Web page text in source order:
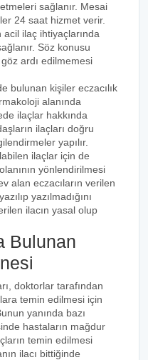
sağlanır. Mesai
24 saat hizmet verir.
ilaç ihtiyaçlarında
Söz konusu
ardı edilmemesi
bulunan kişiler eczacılık
alanında
ilaçlar hakkında
ilaçları doğru
yapılır.
ilaçlar için de
yönlendirilmesi
alan eczacıların verilen
yazılmadığını
ilacın yasal olup
Bulunan
doktorlar tarafından
temin edilmesi için
yanında bazı
hastaların mağdur
temin edilmesi
ilacı bittiğinde